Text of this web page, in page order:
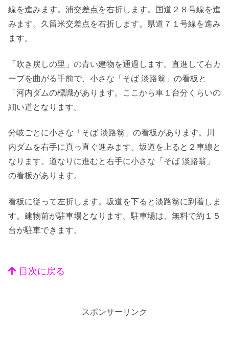
線を進みます。浦交差点を右折します。国道２８号線を進
みます。久留米交差点を右折します。県道７１号線を進み
ます。
「吹き戻しの里」の青い建物を通過します。直進して右カ
ーブを曲がる手前で、小さな「そば 淡路翁」の看板と
「河内ダムの標識があります。ここから車１台分くらいの
細い道となります。
分岐ごとに小さな「そば 淡路翁」の看板があります。川
内ダムを右手に真っ直ぐ進みます。坂道を上ると２車線と
なります。道なりに進むと右手に小さな「そば 淡路翁」
の看板があります。
看板に従って左折します。坂道を下ると淡路翁に到着しま
す。建物前が駐車場となります。駐車場は、無料で約１５
台が駐車できます。
目次に戻る
スポンサーリンク